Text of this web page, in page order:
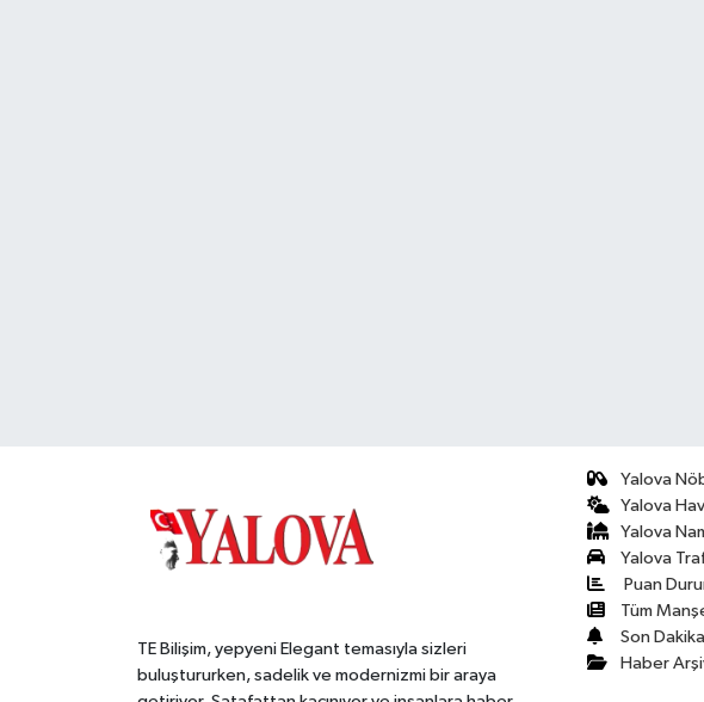
TE Bilişim, yepyeni Elegant temasıyla sizleri
buluştururken, sadelik ve modernizmi bir araya
Yalova
Yalova
Yalova
Yalova
Puan
Tüm
Son
Haber